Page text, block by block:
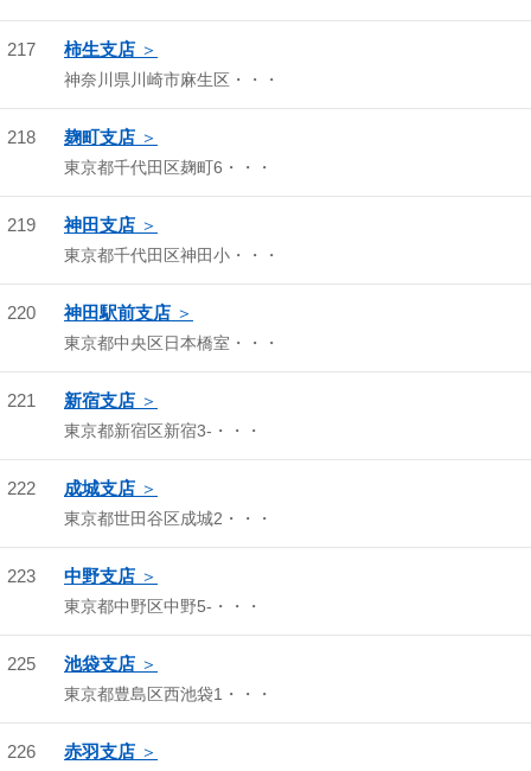
217 柿生支店
神奈川県川崎市麻生区・・・
218 麹町支店
東京都千代田区麹町6・・・
219 神田支店
東京都千代田区神田小・・・
220 神田駅前支店
東京都中央区日本橋室・・・
221 新宿支店
東京都新宿区新宿3-・・・
222 成城支店
東京都世田谷区成城2・・・
223 中野支店
東京都中野区中野5-・・・
225 池袋支店
東京都豊島区西池袋1・・・
226 赤羽支店